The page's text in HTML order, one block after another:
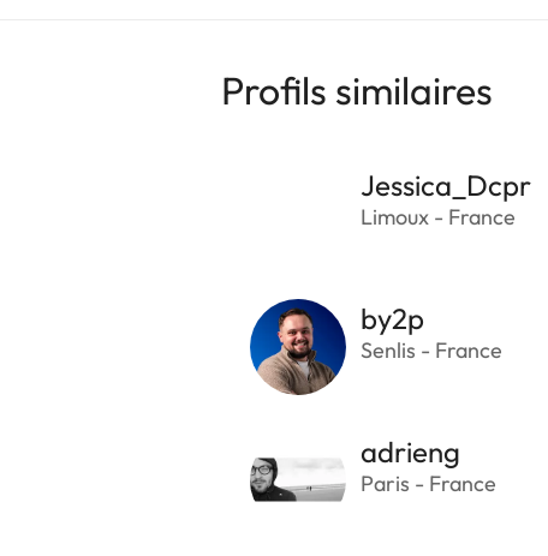
Profils similaires
Jessica_Dcpr
Limoux - France
by2p
Senlis - France
adrieng
Paris - France